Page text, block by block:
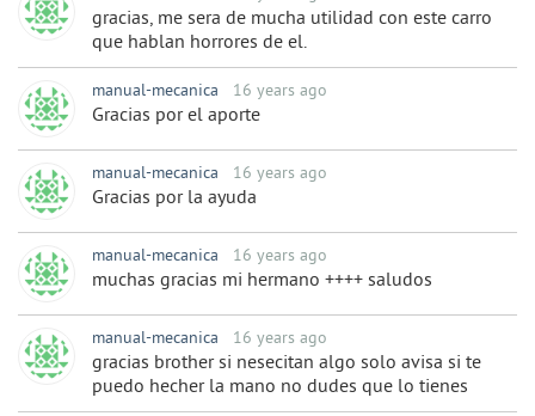
gracias, me sera de mucha utilidad con este carro
que hablan horrores de el.
manual-mecanica 16 years ago
Gracias por el aporte
manual-mecanica 16 years ago
Gracias por la ayuda
manual-mecanica 16 years ago
muchas gracias mi hermano ++++ saludos
manual-mecanica 16 years ago
gracias brother si nesecitan algo solo avisa si te
puedo hecher la mano no dudes que lo tienes